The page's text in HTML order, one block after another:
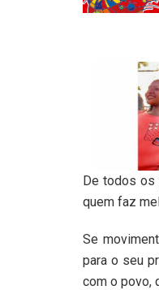
De todos os
quem faz
Se
para o seu
com o povo,